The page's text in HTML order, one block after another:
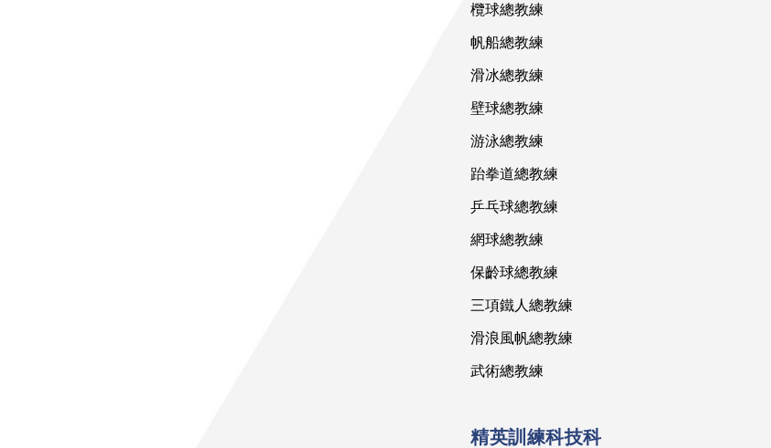
欖球總教練
帆船總教練
滑冰總教練
壁球總教練
游泳總教練
跆拳道總教練
乒乓球總教練
網球總教練
保齡球總教練
三項鐵人總教練
滑浪風帆總教練
武術總教練
精英訓練科技科